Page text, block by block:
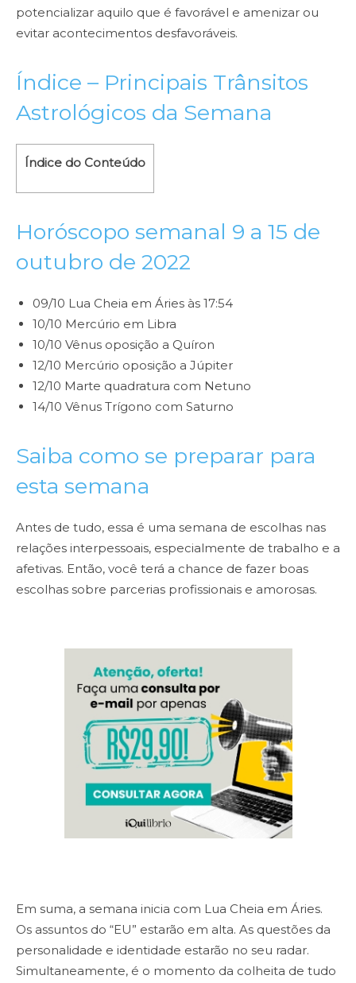
potencializar aquilo que é favorável e amenizar ou
evitar acontecimentos desfavoráveis.
Índice – Principais Trânsitos
Astrológicos da Semana
Índice do Conteúdo
Horóscopo semanal 9 a 15 de
outubro de 2022
09/10 Lua Cheia em Áries às 17:54
10/10 Mercúrio em Libra
10/10 Vênus oposição a Quíron
12/10 Mercúrio oposição a Júpiter
12/10 Marte quadratura com Netuno
14/10 Vênus Trígono com Saturno
Saiba como se preparar para
esta semana
Antes de tudo, essa é uma semana de escolhas nas
relações interpessoais, especialmente de trabalho e a
afetivas. Então, você terá a chance de fazer boas
escolhas sobre parcerias profissionais e amorosas.
Em suma, a semana inicia com Lua Cheia em Áries.
Os assuntos do “EU” estarão em alta. As questões da
personalidade e identidade estarão no seu radar.
Simultaneamente, é o momento da colheita de tudo